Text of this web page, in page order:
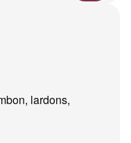
lardons,